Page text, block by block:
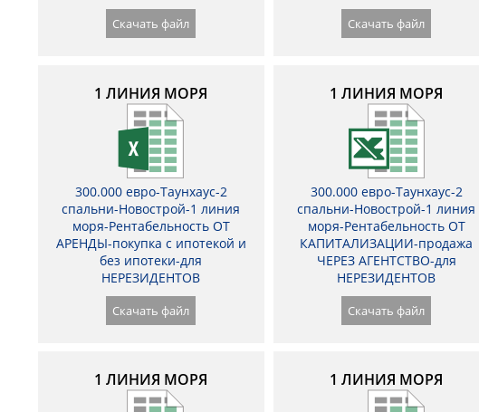
Скачать файл Скачать файл
1 ЛИНИЯ МОРЯ
300.000 евро-Таунхаус-2
спальни-Новострой-1 линия
моря-Рентабельность ОТ
АРЕНДЫ-покупка с ипотекой и
без ипотеки-для
НЕРЕЗИДЕНТОВ
Скачать файл
1 ЛИНИЯ МОРЯ
300.000 евро-Таунхаус-2
спальни-Новострой-1 линия
моря-Рентабельность ОТ
КАПИТАЛИЗАЦИИ-продажа
ЧЕРЕЗ АГЕНТСТВО-для
НЕРЕЗИДЕНТОВ
Скачать файл
1 ЛИНИЯ МОРЯ 1 ЛИНИЯ МОРЯ